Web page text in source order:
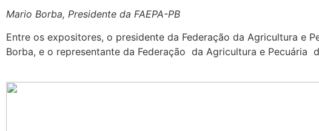
Mario Borba, Presidente da FAEPA-PB
Entre os expositores, o presidente da Federação da Agricultura e
Borba, e o representante da Federação da Agricultura e Pecuária